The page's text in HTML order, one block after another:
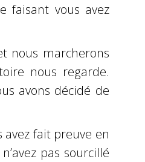
faisant vous avez
nous marcherons
nous regarde.
avons décidé de
avez fait preuve en
pas sourcillé